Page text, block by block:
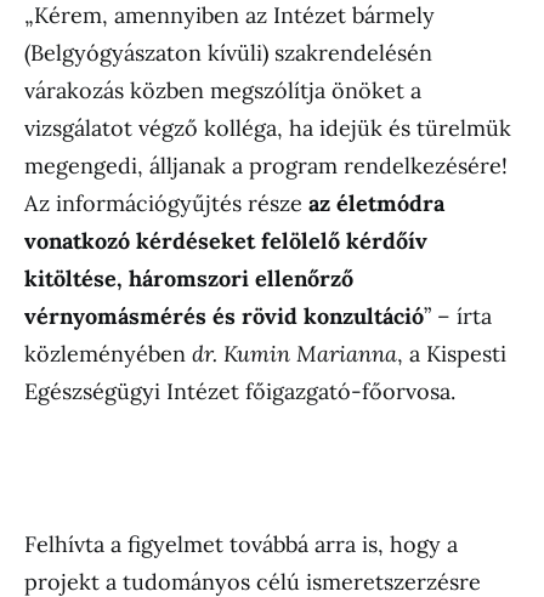
„Kérem, amennyiben az Intézet bármely
(Belgyógyászaton kívüli) szakrendelésén
várakozás közben megszólítja önöket a
vizsgálatot végző kolléga, ha idejük és türelmük
megengedi, álljanak a program rendelkezésére!
Az információgyűjtés része az életmódra
vonatkozó kérdéseket felölelő kérdőív
kitöltése, háromszori ellenőrző
vérnyomásmérés és rövid konzultáció” – írta
közleményében dr. Kumin Marianna, a Kispesti
Egészségügyi Intézet főigazgató-főorvosa.
Felhívta a figyelmet továbbá arra is, hogy a
projekt a tudományos célú ismeretszerzésre